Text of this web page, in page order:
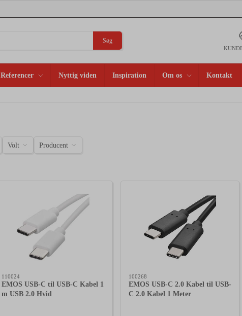
Søg
Referencer Nyttig viden Inspiration Om os Kontakt
Volt Producent
110024
EMOS USB-C til USB-C Kabel 1
m USB 2.0 Hvid
100268
EMOS USB-C 2.0 Kabel til USB-
C 2.0 Kabel 1 Meter